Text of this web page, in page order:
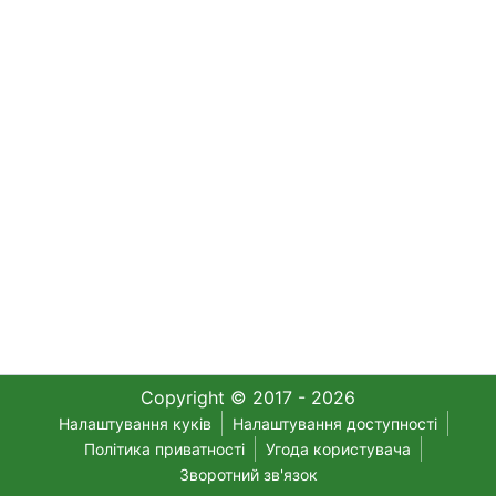
Copyright © 2017 - 2026
Налаштування куків
Налаштування доступності
Політика приватності
Угода користувача
Зворотний зв'язок